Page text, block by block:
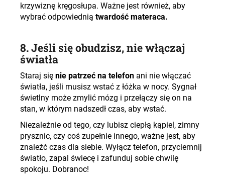
krzywiznę kręgosłupa. Ważne jest również, aby
wybrać odpowiednią twardość materaca.
8. Jeśli się obudzisz, nie włączaj
światła
Staraj się nie patrzeć na telefon ani nie włączać
światła, jeśli musisz wstać z łóżka w nocy. Sygnał
świetlny może zmylić mózg i przełączy się on na
stan, w którym nadszedł czas, aby wstać.
Niezależnie od tego, czy lubisz ciepłą kąpiel, zimny
prysznic, czy coś zupełnie innego, ważne jest, aby
znaleźć czas dla siebie. Wyłącz telefon, przyciemnij
światło, zapal świecę i zafunduj sobie chwilę
spokoju. Dobranoc!